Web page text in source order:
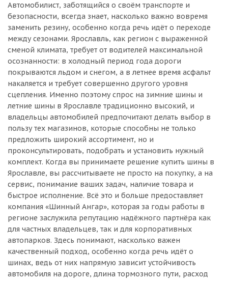
Автомобилист, заботящийся о своём транспорте и
безопасности, всегда знает, насколько важно вовремя
заменить резину, особенно когда речь идёт о переходе
между сезонами. Ярославль, как регион с выраженной
сменой климата, требует от водителей максимальной
осознанности: в холодный период года дороги
покрываются льдом и снегом, а в летнее время асфальт
накаляется и требует совершенно другого уровня
сцепления. Именно поэтому спрос на зимние шины и
летние шины в Ярославле традиционно высокий, и
владельцы автомобилей предпочитают делать выбор в
пользу тех магазинов, которые способны не только
предложить широкий ассортимент, но и
проконсультировать, подобрать и установить нужный
комплект. Когда вы принимаете решение купить шины в
Ярославле, вы рассчитываете не просто на покупку, а на
сервис, понимание ваших задач, наличие товара и
быстрое исполнение. Всё это и больше предоставляет
компания «Шинный Ангар», которая за годы работы в
регионе заслужила репутацию надёжного партнёра как
для частных владельцев, так и для корпоративных
автопарков. Здесь понимают, насколько важен
качественный подход, особенно когда речь идёт о
шинах, ведь от них напрямую зависит устойчивость
автомобиля на дороге, длина тормозного пути, расход